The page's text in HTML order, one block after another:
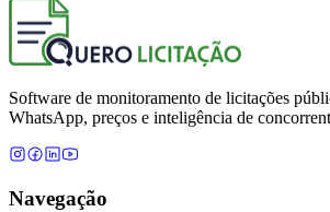
Software de monitoramento de licitações
WhatsApp, preços e inteligência de
Navegação